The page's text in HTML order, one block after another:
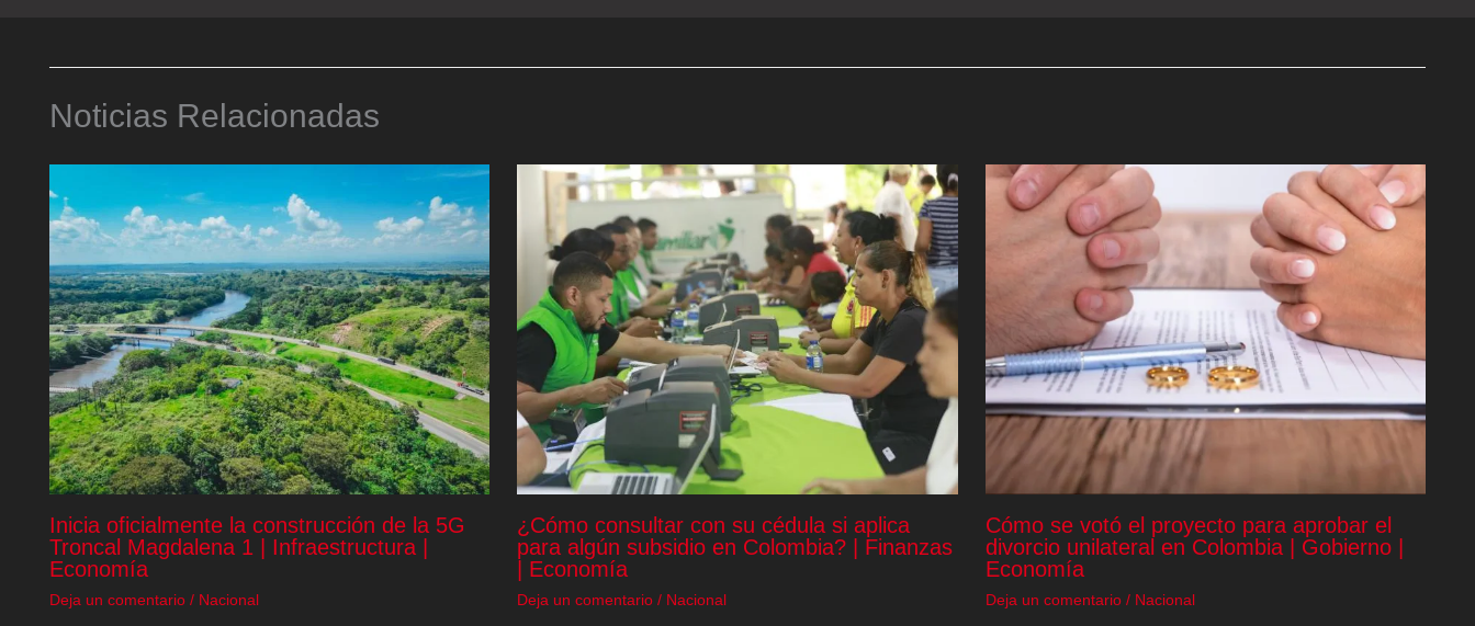
Noticias Relacionadas
Inicia oficialmente la construcción de la 5G
Troncal Magdalena 1 | Infraestructura |
Economía
Deja un comentario / Nacional
¿Cómo consultar con su cédula si aplica
para algún subsidio en Colombia? | Finanzas
| Economía
Deja un comentario / Nacional
Cómo se votó el proyecto para aprobar el
divorcio unilateral en Colombia | Gobierno |
Economía
Deja un comentario / Nacional